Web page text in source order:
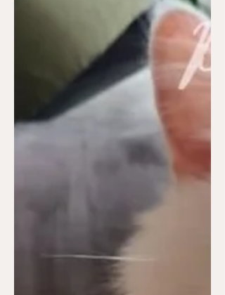
על מלחמה ושלום, יוגה
וספירת העומר
בימי מלחמה לימוד מהות ספירת העומר ואיך
היא מכוונת אותנו לשלום